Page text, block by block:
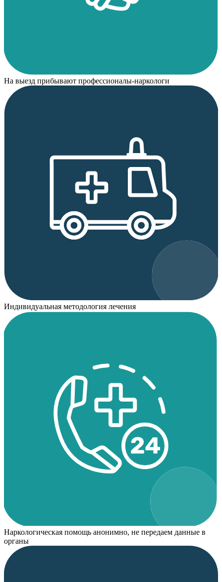
На выезд прибывают профессионалы-наркологи
Индивидуальная методология лечения
Наркологическая помощь анонимно, не передаем данные в
органы